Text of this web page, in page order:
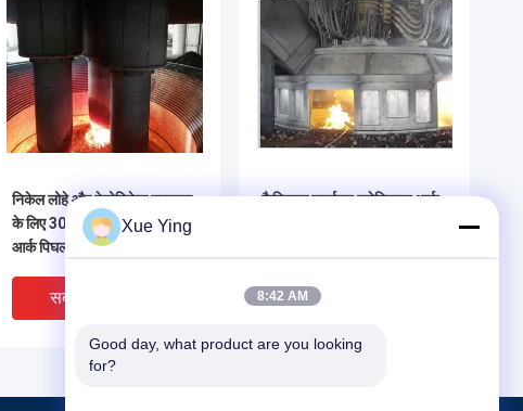
निकेल लोहे और फेरोनिकेल उत्पादन
के लिए 3000KVA-33000KVA
आर्क पिघलने की भट्ठी
सबसे अच्छी कीमत
कैल्शियम कार्बाइड इलेक्ट्रिक आर्क
सबसे अच्छी कीमत
Xue Ying
8:42 AM
Good day, what product are you looking
for?